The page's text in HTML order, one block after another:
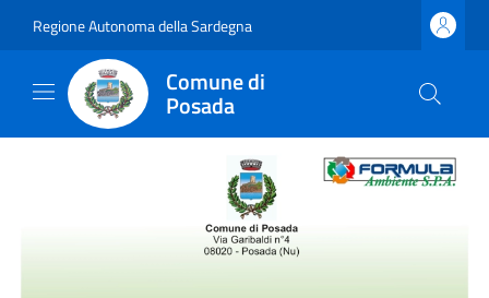
Regione Autonoma della Sardegna
Comune di
Posada